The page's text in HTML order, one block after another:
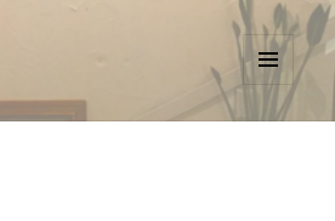
メニュ
ーとウ